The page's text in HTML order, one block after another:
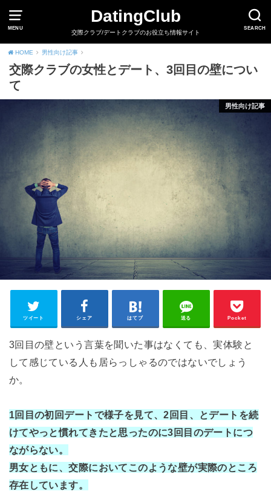
MENU SEARCH
DatingClub
交際クラブ/デートクラブのお役立ち情報サイト
HOME 男性向け記事
交際クラブの女性とデート、3回目の壁につい
て
男性向け記事
ツイート シェア はてブ 送る Pocket
3回目の壁という言葉を聞いた事はなくても、実体験と
して感じている人も居らっしゃるのではないでしょう
か。
1回目の初回デートで様子を見て、2回目、とデートを続
けてやっと慣れてきたと思ったのに3回目のデートにつ
ながらない。
男女ともに、交際においてこのような壁が実際のところ
存在しています。